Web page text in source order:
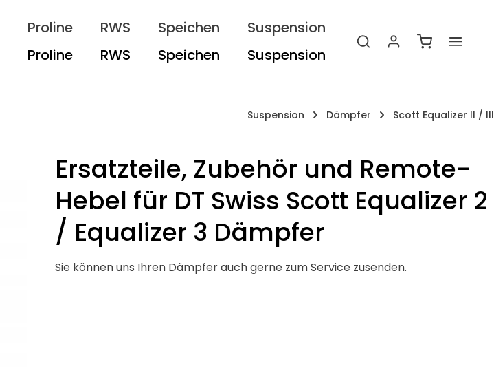
Proline RWS Speichen
Suspension
Warenkorb
Suspension Dämpfer Scott Equalizer II / III
Ersatzteile, Zubehör und Remote-
Hebel für DT Swiss Scott Equalizer 2
/ Equalizer 3 Dämpfer
Sie können uns Ihren Dämpfer auch gerne zum Service zusenden.